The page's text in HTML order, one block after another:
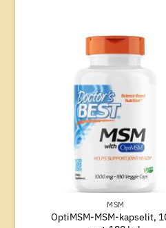
MSM
OptiMSM-MSM-kapselit,